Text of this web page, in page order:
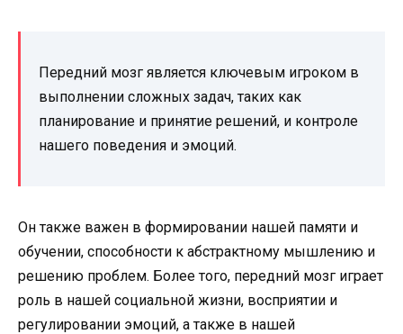
Передний мозг является ключевым игроком в
выполнении сложных задач, таких как
планирование и принятие решений, и контроле
нашего поведения и эмоций.
Он также важен в формировании нашей памяти и
обучении, способности к абстрактному мышлению и
решению проблем. Более того, передний мозг играет
роль в нашей социальной жизни, восприятии и
регулировании эмоций, а также в нашей